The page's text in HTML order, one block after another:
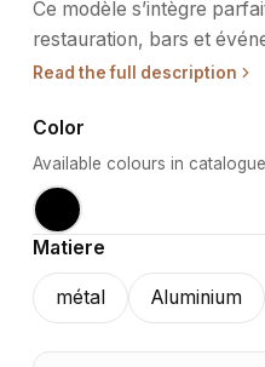
Ce modèle s’intègre
restauration, bars et
table haute stable et élégante. • Usage /
environnements
restaurants, hôtels et
une utilisation en intérieur
facilite la création
fonctionnels. Son design
aisée dans différents styles de
/ matériaux : La colonne
Read the full description
Color
Available colours in catalogue
Matiere
métal Aluminium